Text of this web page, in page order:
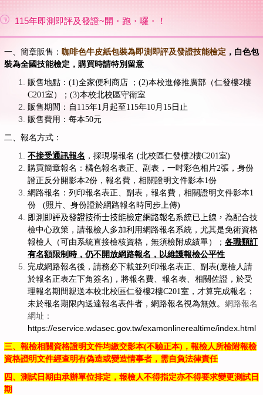
115年即測即評及發證~開・跑・囉・！
一、簡章販售： 咖啡色牛皮紙包裝為即測即評及發證技能檢定 ，白色包
裝為全國技能檢定，購買時請特別留意
販售地點：(1)全家便利商店 ；(2)本校進修推廣部（仁發樓2樓
C201室）；(3)本校北校區守衛室
販售期間：自115年1月起至115年10月15日止
販售費用：每本50元
二、報名方式：
不接受通訊報名 ，採現場報名 (北校區仁發樓2樓C201室)
購買簡章報名：橘色報名表正、副表，一吋彩色相片2張 ， 身份
證正反分開影本2份 ， 報名費 ， 相關證明文件影本1份
網路報名： 列印報名表正、副表， 報名費，相關證明文件影本1
份 (照片、身份證於網路報名時同步上傳)
即測即評及發證技術士技能檢定網路報名系統已上線，為配合技
檢中心政策，請報檢人多加利用網路報名系統，尤其是免術資格
報檢人（可由系統直接檢核資格，無須檢附成績單）； 各職類訂
有名額限制時，仍不開放網路報名，以維護報檢公平性
完成網路報名後，請務必下載並列印報名表正、副表(應檢人請
於報名正表左下角簽名)，將報名費、報名表、相關佐證，於受
理報名期間親送本校北校區仁發樓2樓C201室，才算完成報名；
未於報名期限內送達報名表件者，網路報名視為無效。 網路報名
網址：
https://eservice.wdasec.gov.tw/examonlinerealtime/index.html
三、 報檢相關資格證明文件均繳交影本(不驗正本) ，報檢人所檢附報檢
資格證明文件經查明有偽造或變造情事者，需自負法律責任
四、 測試日期由承辦單位排定，報檢人不得指定亦不得要求變更測試日
期